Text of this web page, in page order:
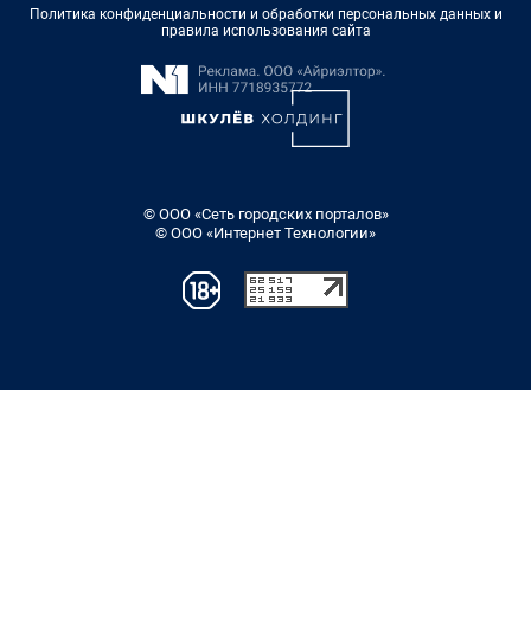
Политика конфиденциальности и обработки персональных данных и
правила использования сайта
© ООО «Сеть городских порталов»
© ООО «Интернет Технологии»